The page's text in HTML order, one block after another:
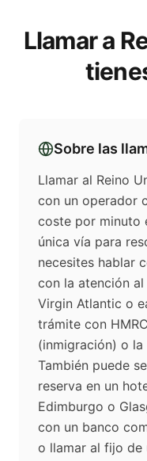
Llamar a
Sobre las
Llamar al Reino
con un operador
coste por minuto
única vía para
necesites hablar
con la atención
Virgin Atlantic o
trámite con
(inmigración) o
También puede
reserva en un
Edimburgo o
con un banco
o llamar al fijo de